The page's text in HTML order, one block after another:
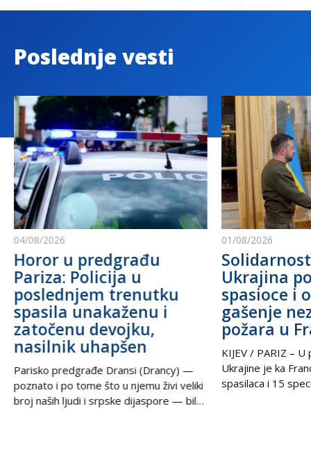
Poslednje vesti
04/08/2026
Horor u predgrađu
Pariza: Policija u
poslednjem trenutku
spasila unakaženu i
zatočenu devojku,
nasilnik uhapšen
Parisko predgrađe Dransi (Drancy) —
poznato i po tome što u njemu živi veliki
broj naših ljudi i srpske dijaspore — bilo
01/08/2026
Ukrajina
spasioce i
gašenje
požara u
KIJEV / PARIZ –
Ukrajine je ka
spasilaca i 15